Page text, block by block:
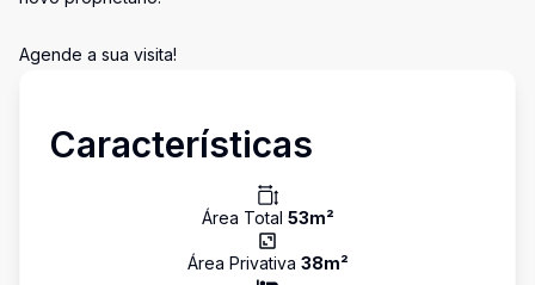
Agende a sua visita!
Características
Área Total 53m²
Área Privativa 38m²